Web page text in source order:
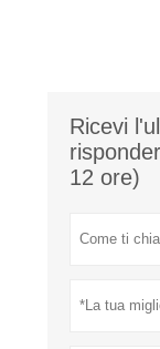
Ricevi
12 ore)